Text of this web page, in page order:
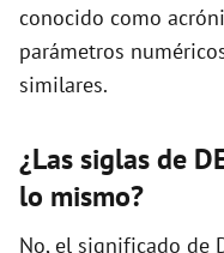
conocido como
parámetros
similares.
¿Las siglas de
lo mismo?
No, el significado de